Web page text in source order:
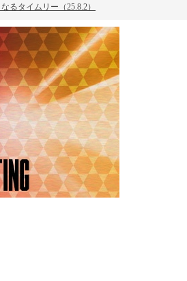
るタイムリー（25.8.2）